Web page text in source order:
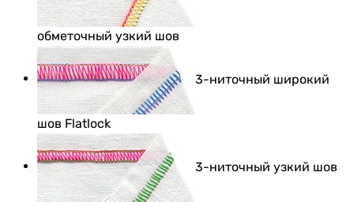
обметочный узкий шов
3-ниточный широкий
шов Flatlock
3-ниточный узкий шов